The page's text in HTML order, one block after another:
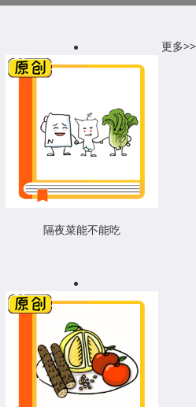
更多>>
隔夜菜能不能吃